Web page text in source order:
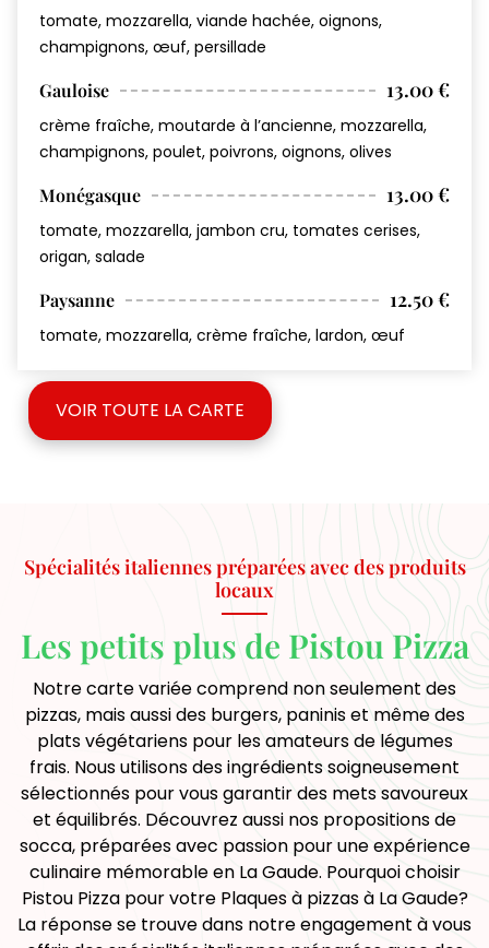
tomate, mozzarella, viande hachée, oignons,
champignons, œuf, persillade
Gauloise 13.00 €
crème fraîche, moutarde à l’ancienne, mozzarella,
champignons, poulet, poivrons, oignons, olives
Monégasque 13.00 €
tomate, mozzarella, jambon cru, tomates cerises,
origan, salade
Paysanne 12.50 €
tomate, mozzarella, crème fraîche, lardon, œuf
VOIR TOUTE LA CARTE
Spécialités italiennes préparées avec des produits
locaux
Les petits plus de Pistou Pizza
Notre carte variée comprend non seulement des
pizzas, mais aussi des burgers, paninis et même des
plats végétariens pour les amateurs de légumes
frais. Nous utilisons des ingrédients soigneusement
sélectionnés pour vous garantir des mets savoureux
et équilibrés. Découvrez aussi nos propositions de
socca, préparées avec passion pour une expérience
culinaire mémorable en La Gaude. Pourquoi choisir
Pistou Pizza pour votre Plaques à pizzas à La Gaude?
La réponse se trouve dans notre engagement à vous